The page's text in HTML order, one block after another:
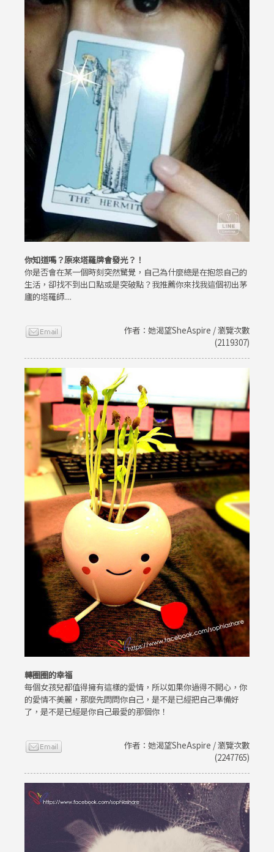
你知道嗎？原來塔羅牌會發光？！
你是否會在某一個時刻突然驚覺，自己為什麼總是在抱怨自己的
生活，卻找不到出口點或是突破點？我推薦你來找我這個初出茅
廬的塔羅師....
作者：她渴望SheAspire / 瀏覽次數
(2119307)
轉圈圈的幸福
每個女孩兒都值得擁有這樣的愛情，所以如果你過得不開心，你
的愛情不美麗，那麼先問問你自己，是不是已經把自己準備好
了，是不是已經是你自己最愛的那個你！
作者：她渴望SheAspire / 瀏覽次數
(2247765)